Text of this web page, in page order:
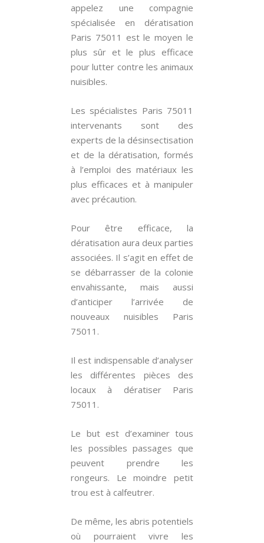
appelez une compagnie
spécialisée en dératisation
Paris 75011 est le moyen le
plus sûr et le plus efficace
pour lutter contre les animaux
nuisibles.
Les spécialistes Paris 75011
intervenants sont des
experts de la désinsectisation
et de la dératisation, formés
à l’emploi des matériaux les
plus efficaces et à manipuler
avec précaution.
Pour être efficace, la
dératisation aura deux parties
associées. Il s’agit en effet de
se débarrasser de la colonie
envahissante, mais aussi
d’anticiper l’arrivée de
nouveaux nuisibles Paris
75011.
Il est indispensable d’analyser
les différentes pièces des
locaux à dératiser Paris
75011.
Le but est d’examiner tous
les possibles passages que
peuvent prendre les
rongeurs. Le moindre petit
trou est à calfeutrer.
De même, les abris potentiels
où pourraient vivre les